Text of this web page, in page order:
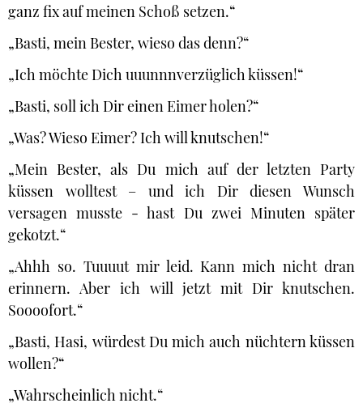
ganz fix auf meinen Schoß setzen.“
„Basti, mein Bester, wieso das denn?“
„Ich möchte Dich uuunnnverzüglich küssen!“
„Basti, soll ich Dir einen Eimer holen?“
„Was? Wieso Eimer? Ich will knutschen!“
„Mein Bester, als Du mich auf der letzten Party
küssen wolltest – und ich Dir diesen Wunsch
versagen musste - hast Du zwei Minuten später
gekotzt.“
„Ahhh so. Tuuuut mir leid. Kann mich nicht dran
erinnern. Aber ich will jetzt mit Dir knutschen.
Soooofort.“
„Basti, Hasi, würdest Du mich auch nüchtern küssen
wollen?“
„Wahrscheinlich nicht.“